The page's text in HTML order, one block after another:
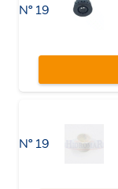
Nº 19
Nº 19